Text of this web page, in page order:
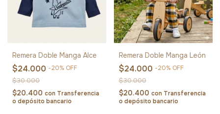
Remera Doble Manga Alce
$24.000 -20% OFF
$30.000
$20.400 con Transferencia
o depósito bancario
Remera Doble Manga León
$24.000 -20% OFF
$30.000
$20.400 con Transferencia
o depósito bancario